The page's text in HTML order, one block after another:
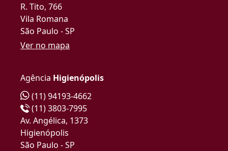
R. Tito, 766
Vila Romana
São Paulo - SP
Ver no mapa
Agência Higienópolis
(11) 94193-4662
(11) 3803-7995
Av. Angélica, 1373
Higienópolis
São Paulo - SP